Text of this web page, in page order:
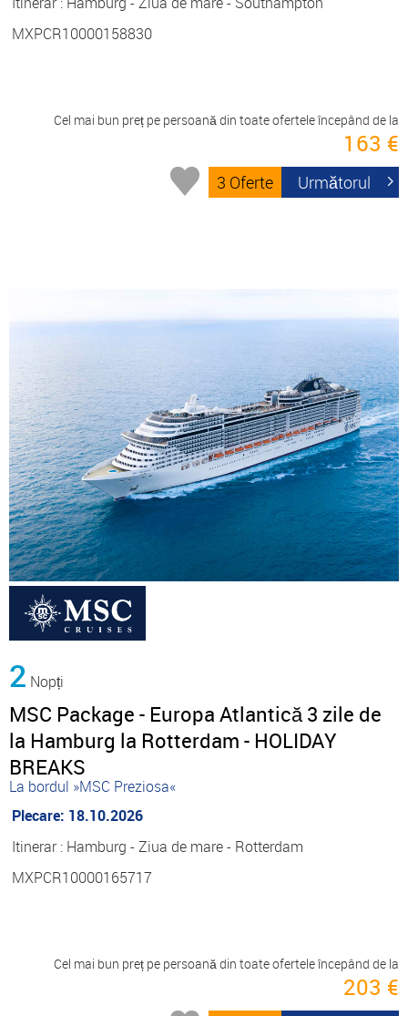
MXPCR10000158830
Cel mai bun preț pe persoană din toate ofertele începând de la
163 €
3 Oferte Următorul
2 Nopți
MSC Package - Europa Atlantică 3 zile de
la Hamburg la Rotterdam - HOLIDAY
BREAKS
La bordul »MSC Preziosa«
Plecare: 18.10.2026
Itinerar : Hamburg - Ziua de mare - Rotterdam
MXPCR10000165717
Cel mai bun preț pe persoană din toate ofertele începând de la
203 €